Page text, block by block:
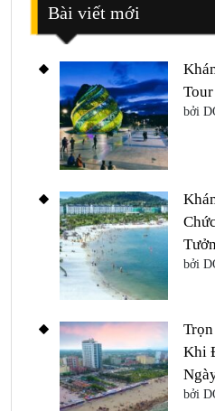
Bài viết mới
bởi
bởi
Khi
bởi